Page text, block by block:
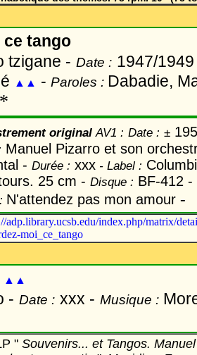
tango
tzigane - Date : 1947/
▲▲ - Paroles : Dabadie,
*
originalAV1 : Date : ±
Manuel Pizarro et son
- Durée : xxx - Label :
25 cm - Disque : BF-412 -
N'attendez pas mon amour -
adp.library.ucsb.edu/index.php/matrix/
moi_ce_tango
▲▲
- Date : xxx - Musique :
" Souvenirs... et Tangos.